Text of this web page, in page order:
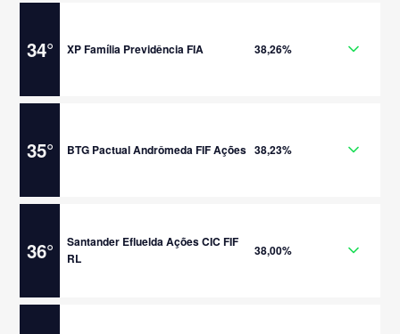
34° XP Família Previdência FIA 38,26%
35° BTG Pactual Andrômeda FIF Ações 38,23%
36°
Santander Efluelda Ações CIC FIF
RL
38,00%